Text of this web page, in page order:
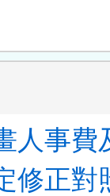
人事費
修正對